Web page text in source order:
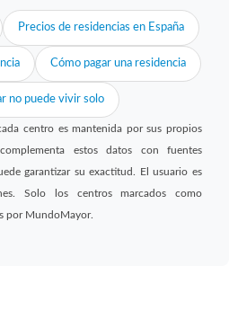
Precios de residencias en España
Cómo pagar una residencia
no puede vivir solo
centro es mantenida por sus propios
estos datos con fuentes
garantizar su exactitud. El usuario es
Solo los centros marcados como
por MundoMayor.